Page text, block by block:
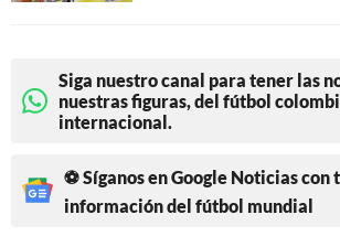
Siga nuestro canal para tener las
nuestras figuras, del fútbol
internacional.
⚽ Síganos en Google Noticias con
información del fútbol mundial